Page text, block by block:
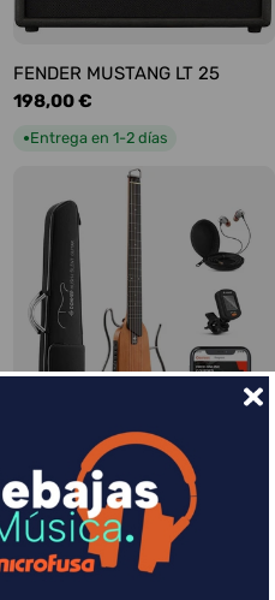
FENDER MUSTANG LT 25
Precio
habitual
198,00 €
●Entrega en 1-2 días
DONNER HUSH-I Silent Guitar
Caoba
Precio
habitual
339,00 €
Entrega en 1-2 días